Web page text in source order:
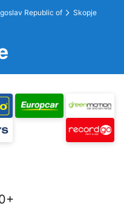
Republic of
Skopje